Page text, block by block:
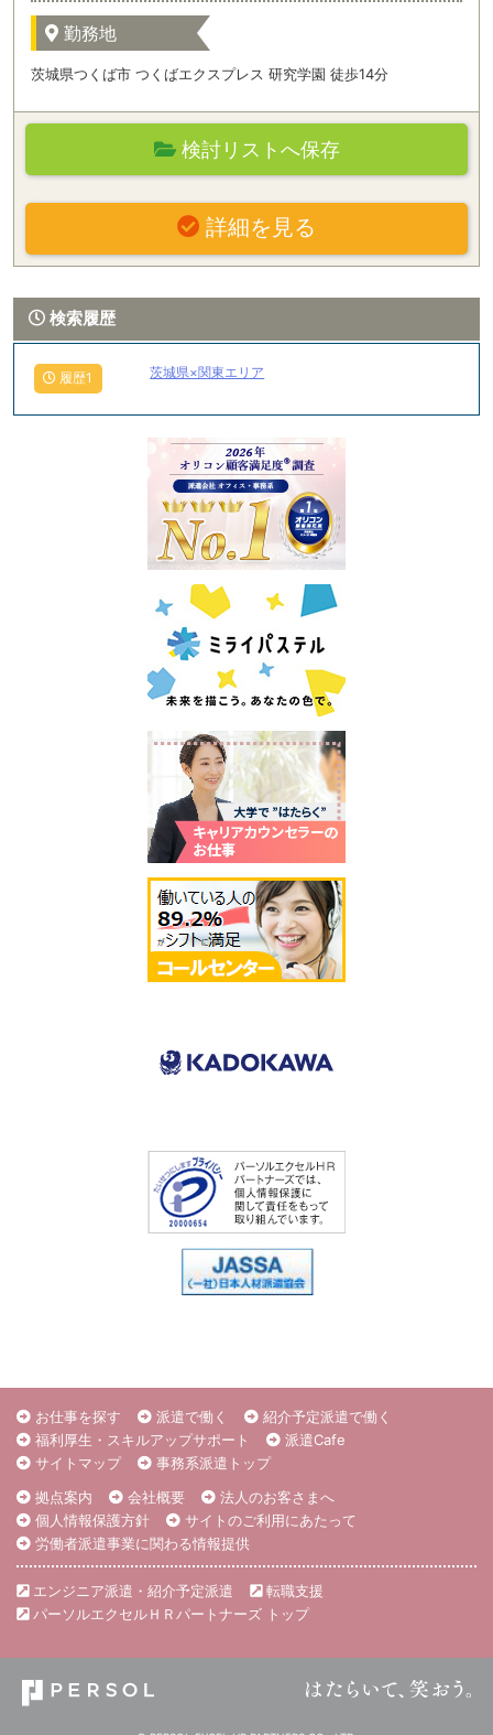
勤務地
茨城県つくば市 つくばエクスプレス 研究学園 徒歩14分
検討リストへ保存
詳細を見る
検索履歴
履歴1 茨城県×関東エリア
お仕事を探す 派遣で働く
紹介予定派遣で働く
福利厚生・スキルアップサポート
派遣Cafe
サイトマップ
事務系派遣トップ
拠点案内
会社概要
法人のお客さまへ
個人情報保護方針
サイトのご利用にあたって
労働者派遣事業に関わる情報提供
エンジニア派遣・紹介予定派遣
転職支援
パーソルエクセルＨＲパートナーズ トップ